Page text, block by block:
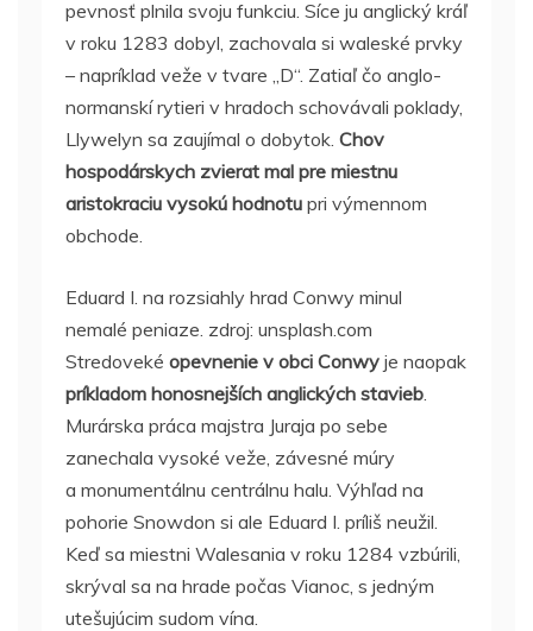
pevnosť plnila svoju funkciu. Síce ju anglický kráľ
v roku 1283 dobyl, zachovala si waleské prvky
– napríklad veže v tvare „D“. Zatiaľ čo anglo-
normanskí rytieri v hradoch schovávali poklady,
Llywelyn sa zaujímal o dobytok. Chov
hospodárskych zvierat mal pre miestnu
aristokraciu vysokú hodnotu pri výmennom
obchode.
Eduard I. na rozsiahly hrad Conwy minul
nemalé peniaze. zdroj: unsplash.com
Stredoveké opevnenie v obci Conwy je naopak
príkladom honosnejších anglických stavieb.
Murárska práca majstra Juraja po sebe
zanechala vysoké veže, závesné múry
a monumentálnu centrálnu halu. Výhľad na
pohorie Snowdon si ale Eduard I. príliš neužil.
Keď sa miestni Walesania v roku 1284 vzbúrili,
skrýval sa na hrade počas Vianoc, s jedným
utešujúcim sudom vína.